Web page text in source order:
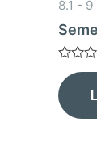
8.1 - 9
0
de
5